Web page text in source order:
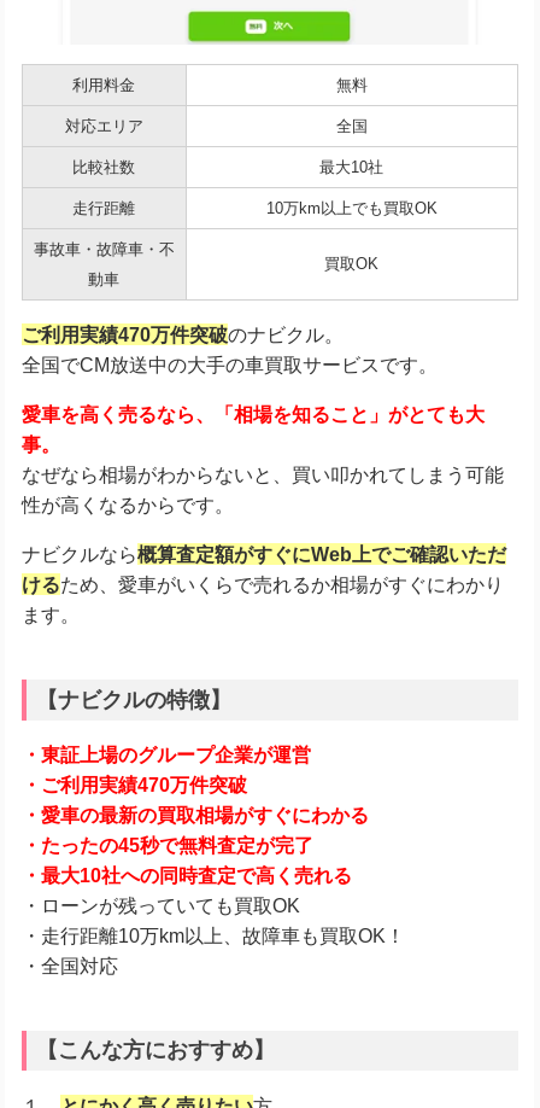
利用料金 無料
対応エリア 全国
比較社数 最大10社
走行距離 10万km以上でも買取OK
事故車・故障車・不
動車
買取OK
ご利用実績470万件突破のナビクル。
全国でCM放送中の大手の車買取サービスです。
愛車を高く売るなら、「相場を知ること」がとても大
事。
なぜなら相場がわからないと、買い叩かれてしまう可能
性が高くなるからです。
ナビクルなら概算査定額がすぐにWeb上でご確認いただ
けるため、愛車がいくらで売れるか相場がすぐにわかり
ます。
【ナビクルの特徴】
・東証上場のグループ企業が運営
・ご利用実績470万件突破
・愛車の最新の買取相場がすぐにわかる
・たったの45秒で無料査定が完了
・最大10社への同時査定で高く売れる
・ローンが残っていても買取OK
・走行距離10万km以上、故障車も買取OK！
・全国対応
【こんな方におすすめ】